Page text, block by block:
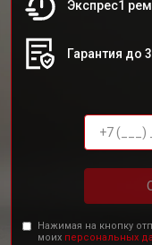
Экспрес1
Гарантия до
Нажимая на кнопку
моих персональных